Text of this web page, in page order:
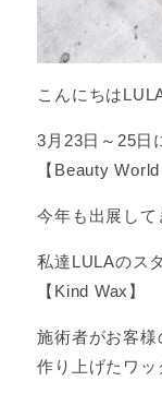
こんにちは
3月23日～25日
【Beauty
今年も出展し
私達LULAのス
【Kind Wax】
施術者がお客
作り上げたワッ